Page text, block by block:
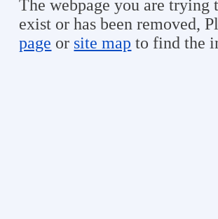
The webpage you are trying
exist or has been removed,
page or site map to find the